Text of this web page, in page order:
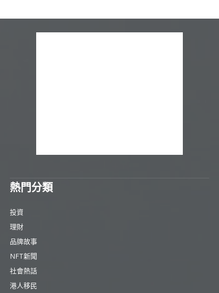
熱門分類
投資
理財
品牌故事
NFT新聞
社會熱話
港人移民